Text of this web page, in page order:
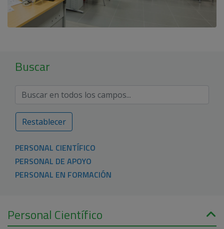
Buscar
Restablecer
PERSONAL CIENTÍFICO
PERSONAL DE APOYO
PERSONAL EN FORMACIÓN
Personal Científico